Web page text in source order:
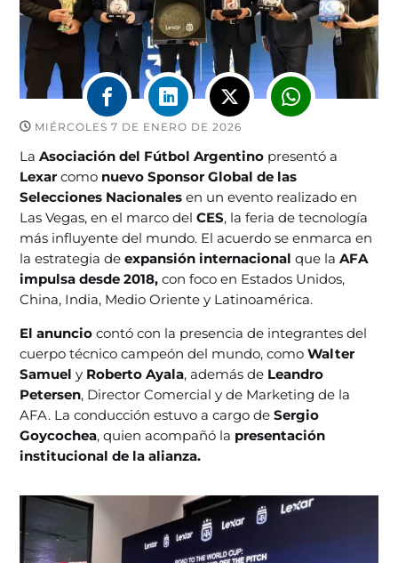
MIÉRCOLES 7 DE ENERO DE 2026
LaAsociación del Fútbol Argentino presentó a
Lexar como nuevo Sponsor Global de las
Selecciones Nacionales en un evento realizado en
Las Vegas, en el marco delCES, la feria de tecnología
más influyente del mundo. El acuerdo se enmarca en
la estrategia deexpansión internacional que laAFA
impulsa desde 2018, con foco en Estados Unidos,
China, India, Medio Oriente y Latinoamérica.
El anuncio contó con la presencia de integrantes del
cuerpo técnico campeón del mundo, comoWalter
Samuel y Roberto Ayala, además de Leandro
Petersen, Director Comercial y de Marketing de la
AFA. La conducción estuvo a cargo deSergio
Goycochea, quien acompañó la presentación
institucional de la alianza.